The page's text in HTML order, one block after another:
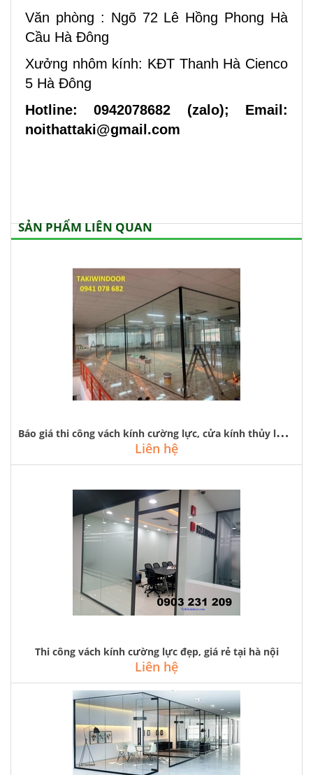
Văn phòng : Ngõ 72 Lê Hồng Phong Hà
Cầu Hà Đông
Xưởng nhôm kính: KĐT Thanh Hà Cienco
5 Hà Đông
Hotline: 0942078682 (zalo); Email:
noithattaki@gmail.com
SẢN PHẨM LIÊN QUAN
B
áo giá thi công vách kính cường lực, cửa kính thủy lực tại hà nội
Liên hệ
Thi công vách kính cường lực đẹp, giá rẻ tại hà nội
Liên hệ